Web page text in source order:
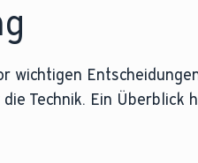
wichtigen
Technik. Ein Überblick